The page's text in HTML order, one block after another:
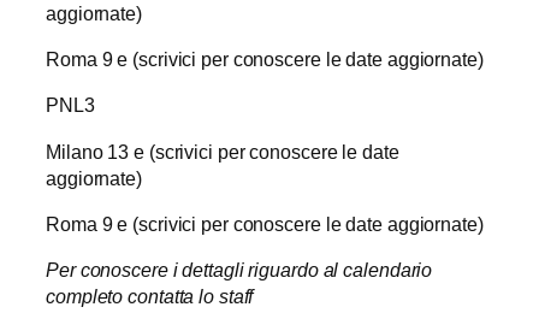
aggiornate)
Roma 9 e (scrivici per conoscere le date aggiornate)
PNL3
Milano 13 e (scrivici per conoscere le date
aggiornate)
Roma 9 e (scrivici per conoscere le date aggiornate)
Per conoscere i dettagli riguardo al calendario
completo contatta lo staff